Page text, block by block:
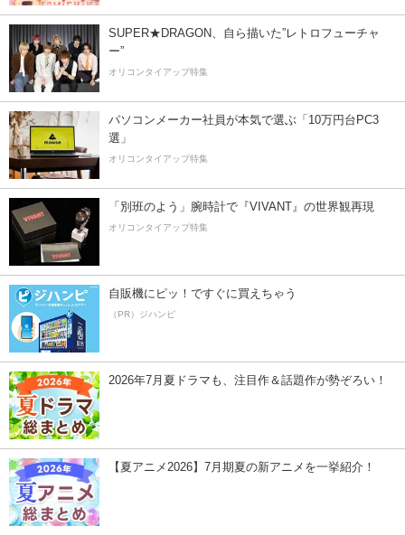
SUPER★DRAGON、自ら描いた”レトロフューチャ
ー”
オリコンタイアップ特集
パソコンメーカー社員が本気で選ぶ「10万円台PC3
選」
オリコンタイアップ特集
「別班のよう」腕時計で『VIVANT』の世界観再現
オリコンタイアップ特集
自販機にピッ！ですぐに買えちゃう
（PR）ジハンピ
2026年7月夏ドラマも、注目作＆話題作が勢ぞろい！
【夏アニメ2026】7月期夏の新アニメを一挙紹介！